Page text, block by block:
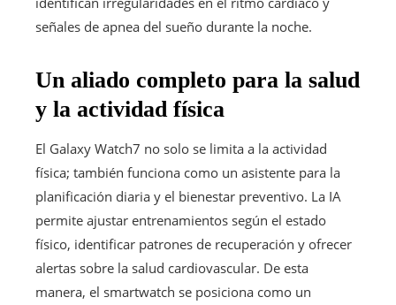
señales de apnea del sueño durante la noche.
Un aliado completo para la salud
y la actividad física
El Galaxy Watch7 no solo se limita a la actividad
física; también funciona como un asistente para la
planificación diaria y el bienestar preventivo. La IA
permite ajustar entrenamientos según el estado
físico, identificar patrones de recuperación y ofrecer
alertas sobre la salud cardiovascular. De esta
manera, el smartwatch se posiciona como un